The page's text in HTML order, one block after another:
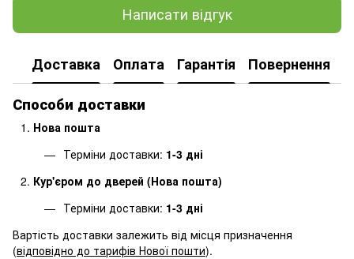
Написати відгук
Доставка Оплата Гарантія
Повернення
Способи доставки
Нова пошта
Терміни доставки: 1-3 дні
Кур'єром до дверей (Нова пошта)
Терміни доставки: 1-3 дні
Вартість доставки залежить від місця призначення
(відповідно до тарифів Нової пошти).